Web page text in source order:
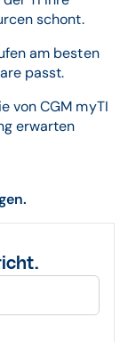
schont.
am besten
passt.
von CGM myTI
erwarten